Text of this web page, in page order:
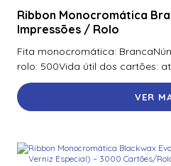
Ribbon Monocromática
Impressões / Rolo
Fita monocromática:
rolo: 500Vida útil dos cartões:
VER